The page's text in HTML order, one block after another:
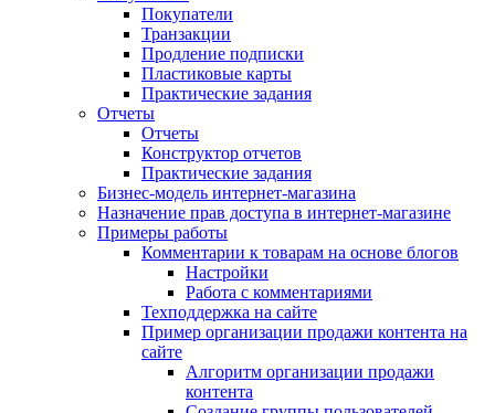
Покупатели
Транзакции
Продление подписки
Пластиковые карты
Практические задания
Отчеты
Отчеты
Конструктор отчетов
Практические задания
Бизнес-модель интернет-магазина
Назначение прав доступа в интернет-магазине
Примеры работы
Комментарии к товарам на основе блогов
Настройки
Работа с комментариями
Техподдержка на сайте
Пример организации продажи контента на
сайте
Алгоритм организации продажи
контента